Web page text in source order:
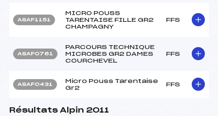
ASAF1151
MICRO POUSS
TARENTAISE FILLE GR2
CHAMPAGNY
FFS
ASAF0761
PARCOURS TECHNIQUE
MICROBES GR2 DAMES
COURCHEVEL
FFS
ASAF0431
Micro Pouss Tarentaise
Gr2
FFS
Résultats Alpin 2011